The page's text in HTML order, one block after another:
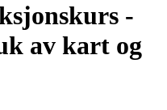
-
av kart og